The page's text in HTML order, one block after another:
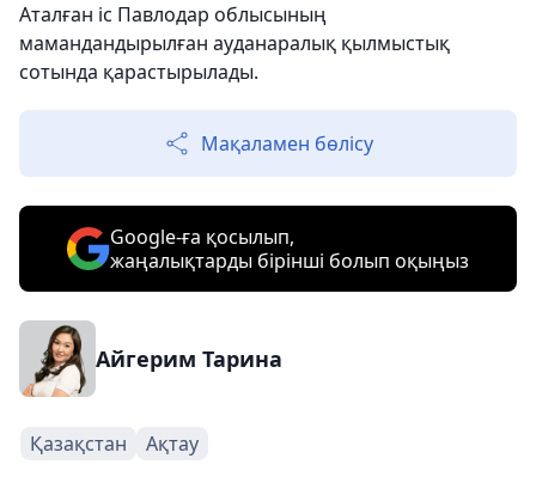
Аталған іс Павлодар облысының
мамандандырылған ауданаралық қылмыстық
сотында қарастырылады.
Мақаламен бөлісу
Google-ға қосылып,
жаңалықтарды бірінші болып оқыңыз
Айгерим Тарина
Қазақстан Ақтау